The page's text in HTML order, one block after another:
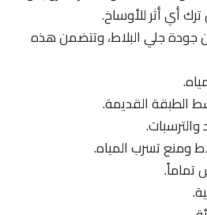
أي أثر للأوساخ.
جودة جلي البلاط، وتتضمن هذه
الطبقة القديمة.
ومنع تسرب المياه.
تماماً.